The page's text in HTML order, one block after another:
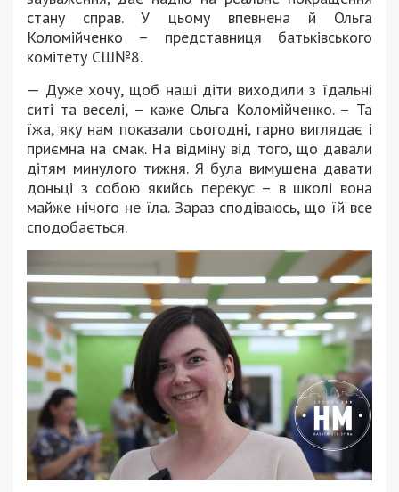
стану справ. У цьому впевнена й Ольга
Коломійченко – представниця батьківського
комітету СШ№8.
— Дуже хочу, щоб наші діти виходили з їдальні
ситі та веселі, – каже Ольга Коломійченко. – Та
їжа, яку нам показали сьогодні, гарно виглядає і
приємна на смак. На відміну від того, що давали
дітям минулого тижня. Я була вимушена давати
доньці з собою якийсь перекус – в школі вона
майже нічого не їла. Зараз сподіваюсь, що їй все
сподобається.